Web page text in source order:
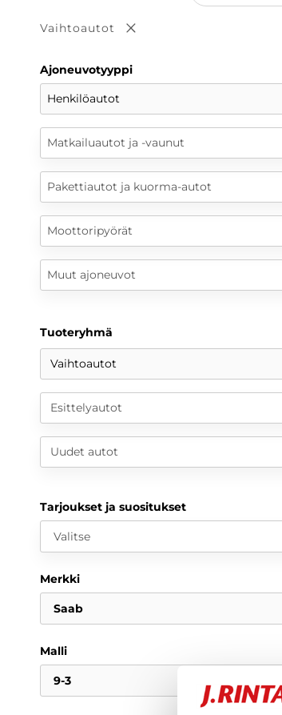
Vaihtoautot Poista valinta
Ajoneuvotyyppi
Henkilöautot
Matkailuautot ja -vaunut
Pakettiautot ja kuorma-autot
Moottoripyörät
Muut ajoneuvot
Tuoteryhmä
Vaihtoautot
Esittelyautot
Uudet autot
Tarjoukset ja suositukset
Valitse
Merkki
Saab
Malli
9-3